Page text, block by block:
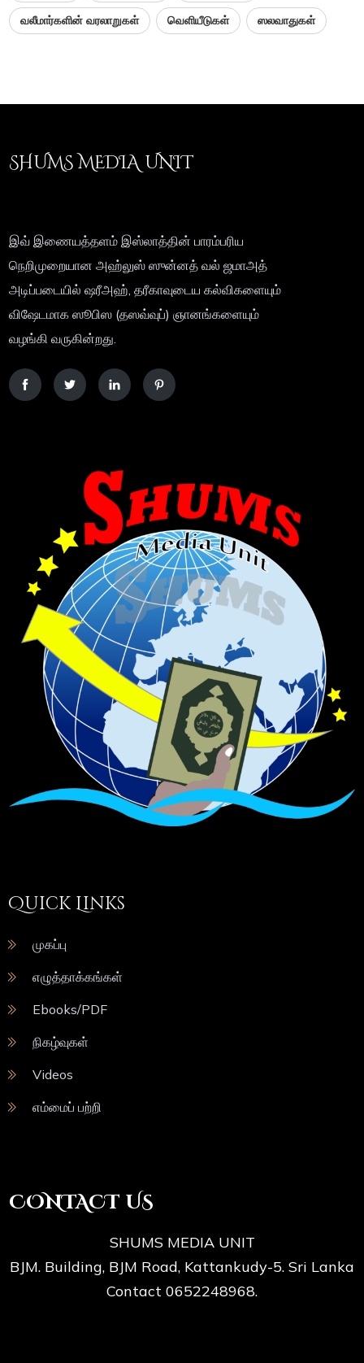
வலீமார்களின் வரலாறுகள் வெளியீடுகள் ஸலவாதுகள்
SHUMS MEDIA UNIT
இவ் இணையத்தளம் இஸ்லாத்தின் பாரம்பரிய
நெறிமுறையான அஹ்லுஸ் ஸுன்னத் வல் ஜமாஅத்
அடிப்படையில் ஷரீஅஹ், தரீகாவுடைய கல்விகளையும்
விஷேடமாக ஸூபிஸ (தஸவ்வுப்) ஞானங்களையும்
வழங்கி வருகின்றது.
Quick Links
முகப்பு
எழுத்தாக்கங்கள்
Ebooks/PDF
நிகழ்வுகள்
Videos
எம்மைப் பற்றி
CONTACT US
SHUMS MEDIA UNIT
BJM. Building, BJM Road, Kattankudy-5. Sri Lanka
Contact 0652248968.